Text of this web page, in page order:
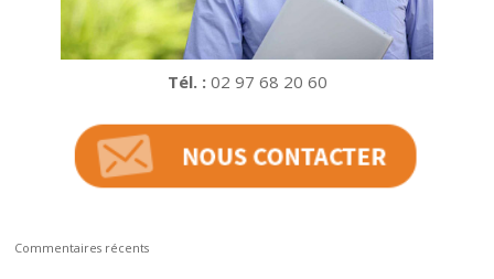
Tél. :02 97 68 20 60
Commentaires récents